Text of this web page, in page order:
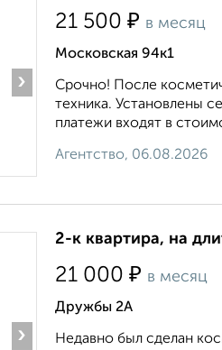
›
21 500 ₽ в месяц
Московская 94к1
Срочно! После
техника. Установлены
платежи входят в
Агентство, 06.08.2026
›
2-к квартира, на
21 000 ₽ в месяц
Дружбы 2А
Недавно был сделан